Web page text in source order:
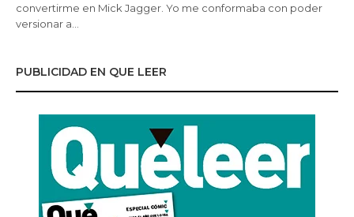
convertirme en Mick Jagger. Yo me conformaba con poder
versionar a…
PUBLICIDAD EN QUE LEER